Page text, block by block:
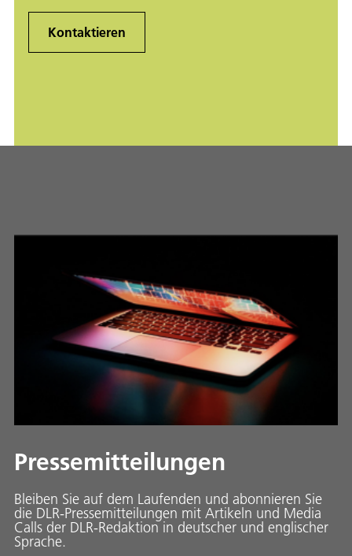
Kontaktieren
Pressemitteilungen
Bleiben Sie auf dem Laufenden und abonnieren Sie
die DLR-Pressemitteilungen mit Artikeln und Media
Calls der DLR-Redaktion in deutscher und englischer
Sprache.